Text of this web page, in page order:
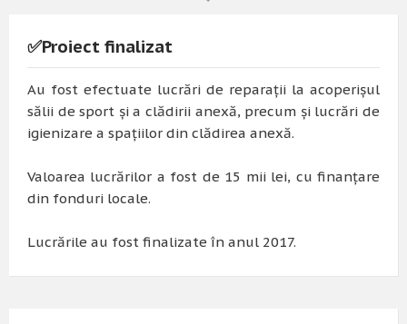
✅Proiect finalizat
Au fost efectuate lucrări de reparații la acoperișul
sălii de sport și a clădirii anexă, precum și lucrări de
igienizare a spațiilor din clădirea anexă.
Valoarea lucrărilor a fost de 15 mii lei, cu finanțare
din fonduri locale.
Lucrările au fost finalizate în anul 2017.